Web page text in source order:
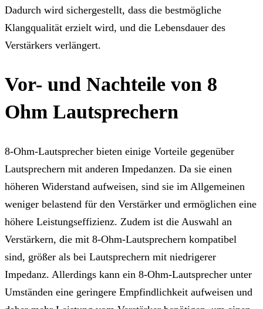
Dadurch wird sichergestellt, dass die bestmögliche
Klangqualität erzielt wird, und die Lebensdauer des
Verstärkers verlängert.
Vor- und Nachteile von 8
Ohm Lautsprechern
8-Ohm-Lautsprecher bieten einige Vorteile gegenüber
Lautsprechern mit anderen Impedanzen. Da sie einen
höheren Widerstand aufweisen, sind sie im Allgemeinen
weniger belastend für den Verstärker und ermöglichen eine
höhere Leistungseffizienz. Zudem ist die Auswahl an
Verstärkern, die mit 8-Ohm-Lautsprechern kompatibel
sind, größer als bei Lautsprechern mit niedrigerer
Impedanz. Allerdings kann ein 8-Ohm-Lautsprecher unter
Umständen eine geringere Empfindlichkeit aufweisen und